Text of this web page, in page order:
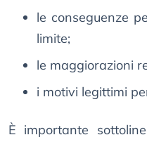
le conseguenze
limite;
le maggiorazioni
i motivi legittimi
È importante